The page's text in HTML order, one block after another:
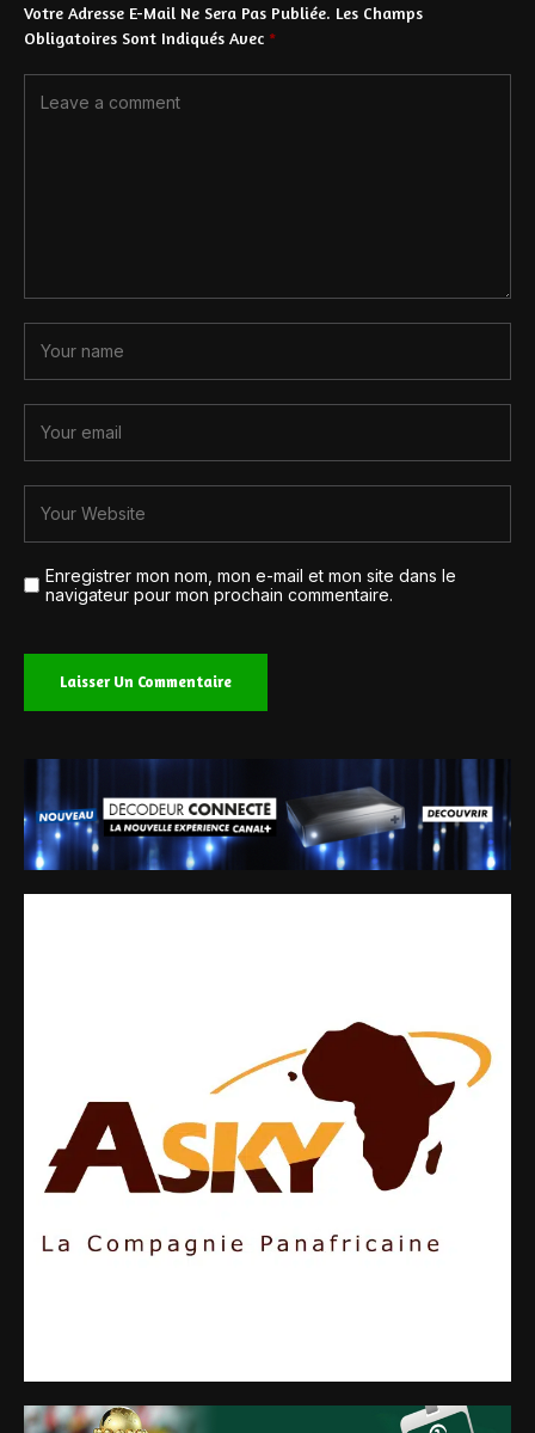
Votre Adresse E-Mail Ne Sera Pas Publiée. Les Champs
Obligatoires Sont Indiqués Avec *
Enregistrer mon nom, mon e-mail et mon site dans le
navigateur pour mon prochain commentaire.